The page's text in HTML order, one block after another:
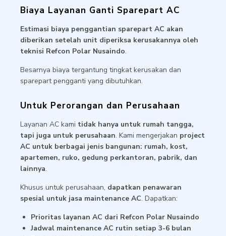
Biaya Layanan Ganti Sparepart AC
Estimasi biaya penggantian sparepart AC akan
diberikan setelah unit diperiksa kerusakannya oleh
teknisi Refcon Polar Nusaindo.
Besarnya biaya tergantung tingkat kerusakan dan
sparepart pengganti yang dibutuhkan.
Untuk Perorangan dan Perusahaan
Layanan AC kami tidak hanya untuk rumah tangga,
tapi juga untuk perusahaan. Kami mengerjakan project
AC untuk berbagai jenis bangunan: rumah, kost,
apartemen, ruko, gedung perkantoran, pabrik, dan
lainnya.
Khusus untuk perusahaan, dapatkan penawaran
spesial untuk jasa maintenance AC. Dapatkan:
Prioritas layanan AC dari Refcon Polar Nusaindo
Jadwal maintenance AC rutin setiap 3-6 bulan